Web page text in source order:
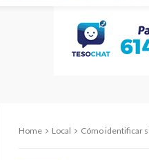
Home Local Cómo identificar